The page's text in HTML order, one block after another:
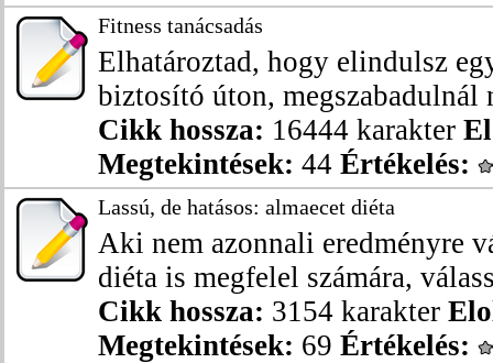
Fitness tanácsadás
Elhatároztad, hogy elindulsz
biztosító úton, megszabadulnál
Cikk hossza: 16444 karakter
Megtekintések: 44 Értékelés:
Lassú, de hatásos: almaecet diéta
Aki nem azonnali eredményre
diéta is megfelel számára,
Cikk hossza: 3154 karakter
Megtekintések: 69 Értékelés: